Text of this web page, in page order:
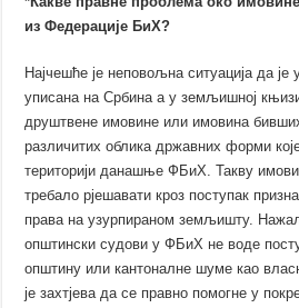
из Федерације БиХ?
Најчешће је неповољна ситуација да је
уписана на Србина а у земљишној
друштвене имовине или имовина
различитих облика државних форми
територији данашње ФБиХ. Такву
требало рјешавати кроз поступак
права на узурпираном земљишту.
општински судови у ФБиХ не воде
општину или кантоналне шуме као
је захтјева да се правно помогне у